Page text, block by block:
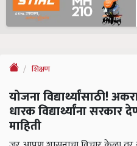
शिक्षण
योजना विद्यार्थ्यांसाठी!
धारक विद्यार्थ्यांना
माहिती